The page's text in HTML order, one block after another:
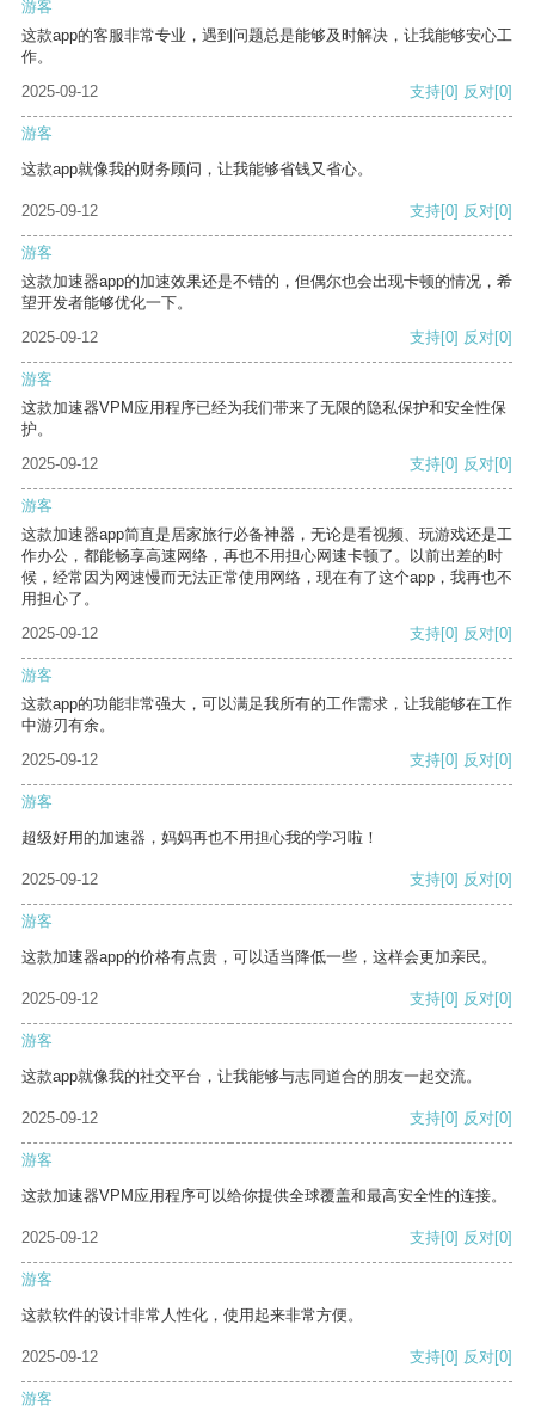
游客
这款app的客服非常专业，遇到问题总是能够及时解决，让我能够安心工
作。
2025-09-12
支持[0] 反对[0]
游客
这款app就像我的财务顾问，让我能够省钱又省心。
2025-09-12 支持[0] 反对[0]
游客
这款加速器app的加速效果还是不错的，但偶尔也会出现卡顿的情况，希
望开发者能够优化一下。
2025-09-12
支持[0] 反对[0]
游客
这款加速器VPM应用程序已经为我们带来了无限的隐私保护和安全性保
护。
2025-09-12
支持[0] 反对[0]
游客
这款加速器app简直是居家旅行必备神器，无论是看视频、玩游戏还是工
作办公，都能畅享高速网络，再也不用担心网速卡顿了。以前出差的时
候，经常因为网速慢而无法正常使用网络，现在有了这个app，我再也不
用担心了。
2025-09-12
支持[0] 反对[0]
游客
这款app的功能非常强大，可以满足我所有的工作需求，让我能够在工作
中游刃有余。
2025-09-12
支持[0] 反对[0]
游客
超级好用的加速器，妈妈再也不用担心我的学习啦！
2025-09-12 支持[0] 反对[0]
游客
这款加速器app的价格有点贵，可以适当降低一些，这样会更加亲民。
2025-09-12 支持[0] 反对[0]
游客
这款app就像我的社交平台，让我能够与志同道合的朋友一起交流。
2025-09-12 支持[0] 反对[0]
游客
这款加速器VPM应用程序可以给你提供全球覆盖和最高安全性的连接。
2025-09-12 支持[0] 反对[0]
游客
这款软件的设计非常人性化，使用起来非常方便。
2025-09-12 支持[0] 反对[0]
游客